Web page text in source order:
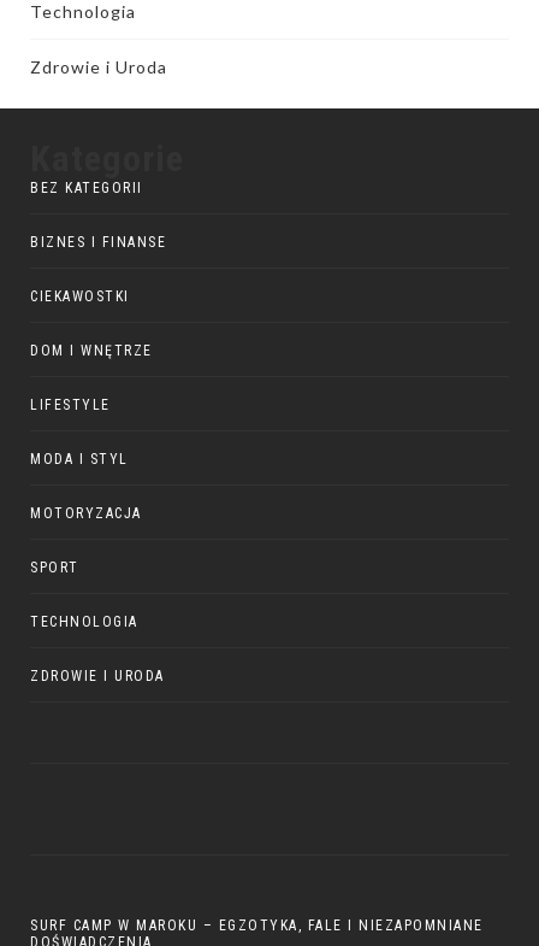
Technologia
Zdrowie i Uroda
BEZ KATEGORII
BIZNES I FINANSE
CIEKAWOSTKI
DOM I WNĘTRZE
LIFESTYLE
MODA I STYL
MOTORYZACJA
SPORT
TECHNOLOGIA
ZDROWIE I URODA
SURF CAMP W MAROKU – EGZOTYKA, FALE I NIEZAPOMNIANE